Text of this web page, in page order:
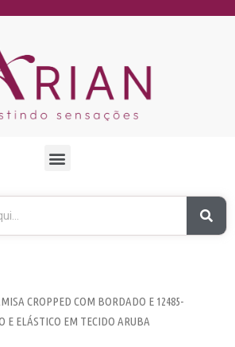
CROPPED COM BORDADO E 12485-
E ELÁSTICO EM TECIDO ARUBA